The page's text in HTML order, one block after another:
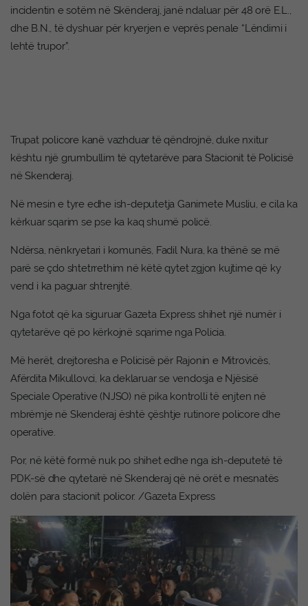
incidentin e sotëm në Skënderaj, janë ndaluar për 48 orë E.L.,
dhe B.N., të dyshuar për kryerjen e veprës penale “Lëndimi i
lehtë trupor”.
Trupat policore kanë vazhduar të qëndrojnë, duke nxitur
kështu një grumbullim të qytetarëve para Stacionit të Policisë
në Skenderaj.
Në mesin e tyre edhe ish-deputetja Ganimete Musliu, e cila ka
kërkuar sqarim se pse ka kaq shumë policë.
Ndërsa, nënkryetari i komunës, Fadil Nura, ka thënë se më
parë se çdo shtetrrethim në këtë qytet zgjon kujtime që ky
vend i ka paguar shtrenjtë.
Nga fotot që ka siguruar Gazeta Express shihet një numër i
qytetarëve që po kërkojnë sqarime nga Policia.
Më herët, drejtoresha e Policisë për Rajonin e Mitrovicës,
Afërdita Mikullovci, ka deklaruar se vendosja e Njësisë
Speciale Operative (NJSO) në pika kontrolli të enjten në
mbrëmje në Skenderaj është çështje rutinore policore dhe
operative.
Por, në këtë formë nuk po shihet edhe nga ish-deputetë të
PDK-së dhe qytetarë në Skenderaj që në orët e mesnatës
dolën para stacionit policor. /Gazeta Express